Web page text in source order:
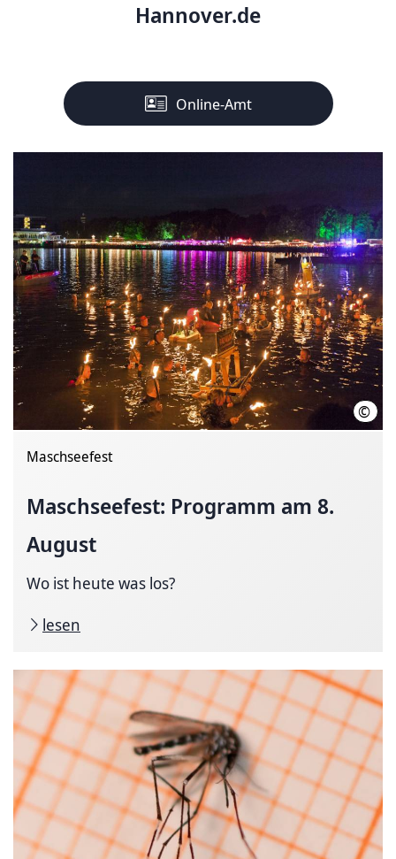
Hannover.de
Online-Amt
©
Maschsee­fest
Maschseefest: Programm am 8.
August
Wo ist heute was los?
lesen